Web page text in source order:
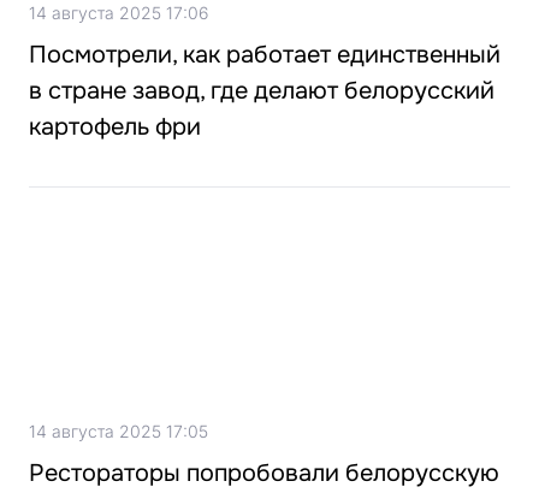
14 августа 2025 17:06
Посмотрели, как работает единственный
в стране завод, где делают белорусский
картофель фри
14 августа 2025 17:05
Рестораторы попробовали белорусскую